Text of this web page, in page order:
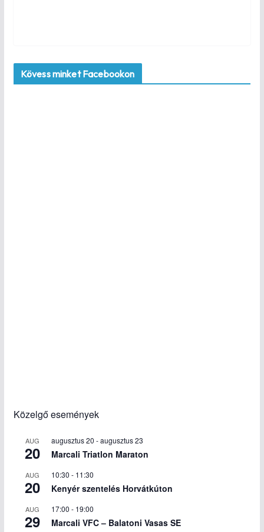
Kövess minket Facebookon
Közelgő események
AUG
20
augusztus 20 -augusztus 23
Marcali Triatlon Maraton
AUG
20
10:30 - 11:30
Kenyér szentelés Horvátkúton
AUG
29
17:00 - 19:00
Marcali VFC – Balatoni Vasas SE